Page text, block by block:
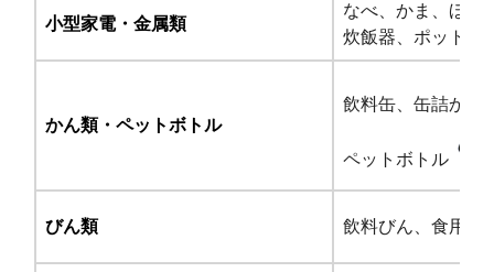
小型家電・金属類
なべ、かま、ほう
炊飯器、ポット等
かん類・ペットボトル
飲料缶、缶詰かん
ペットボトル
びん類 飲料びん、食用油